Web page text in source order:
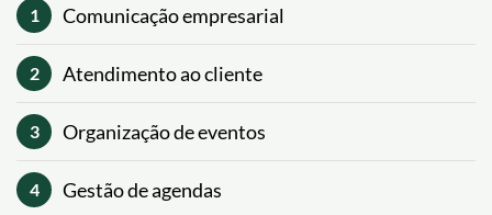
1 Comunicação empresarial
2 Atendimento ao cliente
3 Organização de eventos
4 Gestão de agendas